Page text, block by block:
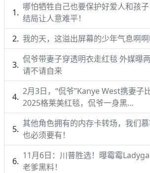
哪怕牺牲自己也要保护好爱人和孩
结局让人意难平！
我的天，这溢出屏幕的少年气息啊啊
侃爷带妻子穿透明衣走红毯 外媒曝
请不请自来
2月3日，“侃爷”Kanye West携妻子
2025格莱美红毯，侃爷一身黑…
其他角色拥有的内存卡转场，我们慕
也必须要有！
11月6日：川普胜选！曝霉霉
老爹黑料！